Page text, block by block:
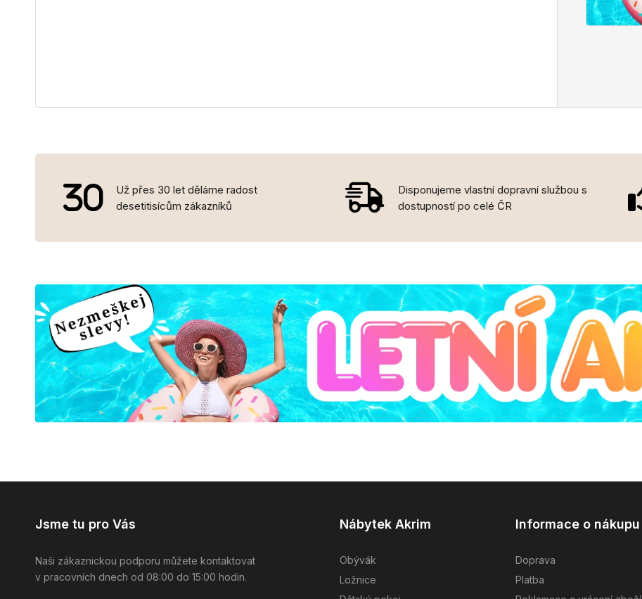
Už přes 30 let děláme radost
desetitisícům zákazníků
Disponujeme vlastní dopravní službou s
dostupností po celé ČR
Jsme tu pro Vás
Naši zákaznickou podporu můžete kontaktovat
v pracovních dnech od 08:00 do 15:00 hodin.
Nábytek Akrim
Obývák
Ložnice
Informace o nákupu
Doprava
Platba